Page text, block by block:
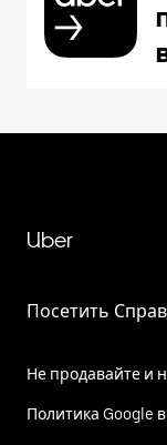
Uber
Посетить
Не продавайте и
Политика Google